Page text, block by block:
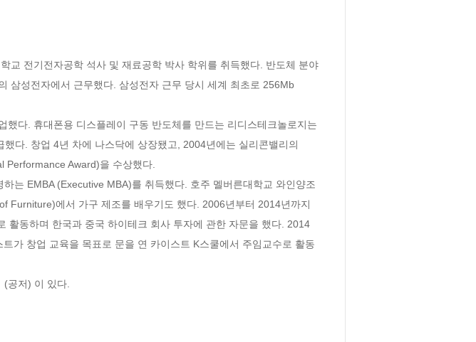
교 전기전자공학 석사 및 재료공학 박사 학위를 취득했다. 반도체 분야
삼성전자에서 근무했다. 삼성전자 근무 당시 세계 최초로 256Mb
다. 휴대폰용 디스플레이 구동 반도체를 만드는 리디스테크놀로지는
다. 창업 4년 차에 나스닥에 상장됐고, 2004년에는 실리콘밸리의
Performance Award)을 수상했다.
는 EMBA (Executive MBA)를 취득했다. 호주 멜버른대학교 와인양조
Furniture)에서 가구 제조를 배우기도 했다. 2006년부터 2014년까지
활동하며 한국과 중국 하이테크 회사 투자에 관한 자문을 했다. 2014
가 창업 교육을 목표로 문을 연 카이스트 K스쿨에서 주임교수로 활동
공저) 이 있다.